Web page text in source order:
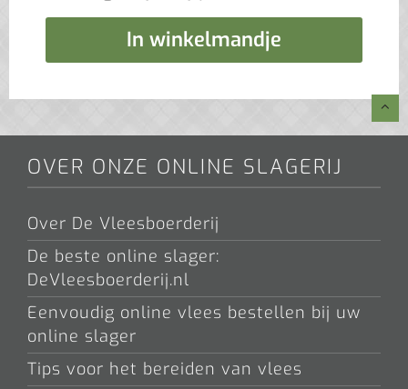
In winkelmandje
OVER ONZE ONLINE SLAGERIJ
Over De Vleesboerderij
De beste online slager:
DeVleesboerderij.nl
Eenvoudig online vlees bestellen bij uw
online slager
Tips voor het bereiden van vlees